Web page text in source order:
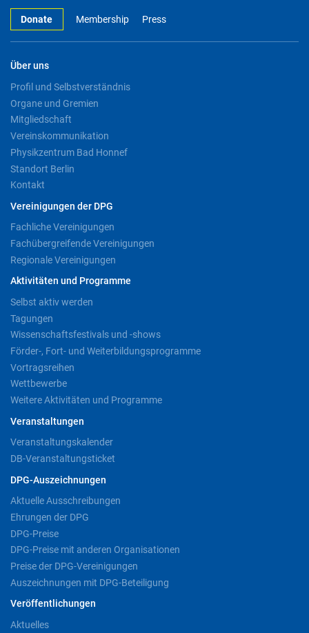
Donate Membership Press
Über uns
Profil und Selbstverständnis
Organe und Gremien
Mitgliedschaft
Vereinskommunikation
Physikzentrum Bad Honnef
Standort Berlin
Kontakt
Vereinigungen der DPG
Fachliche Vereinigungen
Fachübergreifende Vereinigungen
Regionale Vereinigungen
Aktivitäten und Programme
Selbst aktiv werden
Tagungen
Wissenschaftsfestivals und -shows
Förder-, Fort- und Weiterbildungsprogramme
Vortragsreihen
Wettbewerbe
Weitere Aktivitäten und Programme
Veranstaltungen
Veranstaltungskalender
DB-Veranstaltungsticket
DPG-Auszeichnungen
Aktuelle Ausschreibungen
Ehrungen der DPG
DPG-Preise
DPG-Preise mit anderen Organisationen
Preise der DPG-Vereinigungen
Auszeichnungen mit DPG-Beteiligung
Veröffentlichungen
Aktuelles